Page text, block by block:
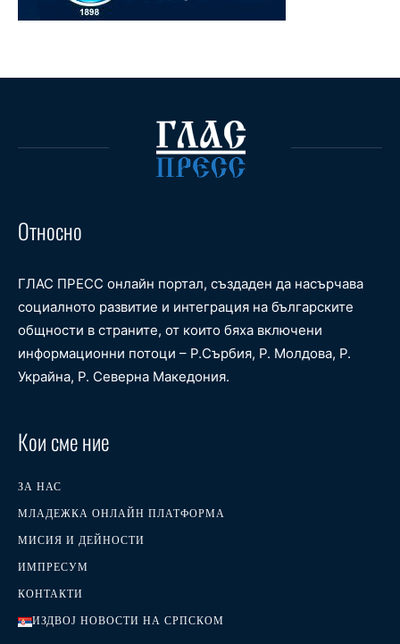
Относно
ГЛАС ПРЕСС онлайн портал, създаден да насърчава
социалното развитие и интеграция на българските
общности в страните, от които бяха включени
информационни потоци – Р.Сърбия, Р. Молдова, Р.
Украйна, Р. Северна Македония.
Кои сме ние
ЗА НАС
МЛАДЕЖКА ОНЛАЙН ПЛАТФОРМА
МИСИЯ И ДЕЙНОСТИ
ИМПРЕСУМ
КОНТАКТИ
ИЗДВОЈ НОВОСТИ НА СРПСКОМ